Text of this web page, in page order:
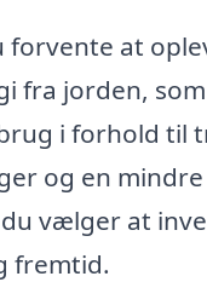
at
jorden,
i forhold til
og en
vælger at
fremtid.